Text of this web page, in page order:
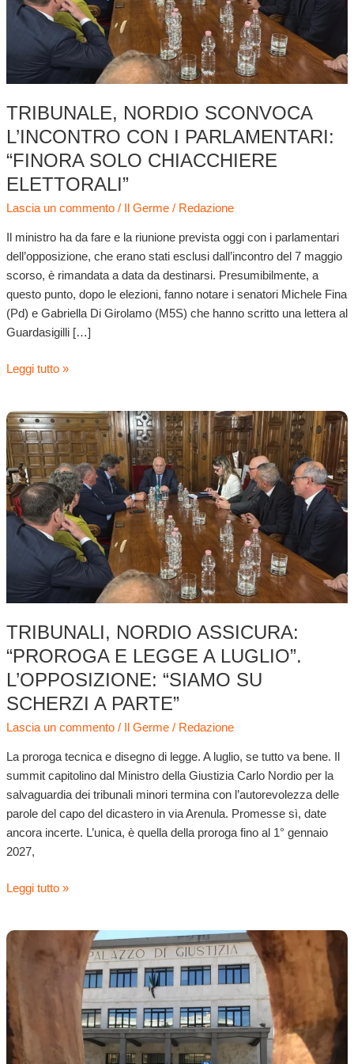
TRIBUNALE, NORDIO SCONVOCA
L’INCONTRO CON I PARLAMENTARI:
“FINORA SOLO CHIACCHIERE
ELETTORALI”
Lascia un commento / Il Germe/ Redazione
Il ministro ha da fare e la riunione prevista oggi con i parlamentari
dell’opposizione, che erano stati esclusi dall’incontro del 7 maggio
scorso, è rimandata a data da destinarsi. Presumibilmente, a
questo punto, dopo le elezioni, fanno notare i senatori Michele Fina
(Pd) e Gabriella Di Girolamo (M5S) che hanno scritto una lettera al
Guardasigilli […]
parlamentari:
chiacchiere
Leggi tutto »
TRIBUNALI, NORDIO ASSICURA:
“PROROGA E LEGGE A LUGLIO”.
L’OPPOSIZIONE: “SIAMO SU
SCHERZI A PARTE”
Lascia un commento / Il Germe/ Redazione
La proroga tecnica e disegno di legge. A luglio, se tutto va bene. Il
summit capitolino dal Ministro della Giustizia Carlo Nordio per la
salvaguardia dei tribunali minori termina con l’autorevolezza delle
parole del capo del dicastero in via Arenula. Promesse sì, date
ancora incerte. L’unica, è quella della proroga fino al 1° gennaio
2027,
Tribunali,
Nordio
assicura:
“Proroga
e
legge
L’opposizione:
“Siamo
scherzi
a
parte”
Leggi tutto »
Tribunali,
Girolamo
Fina:
“Ennesima
gaffe